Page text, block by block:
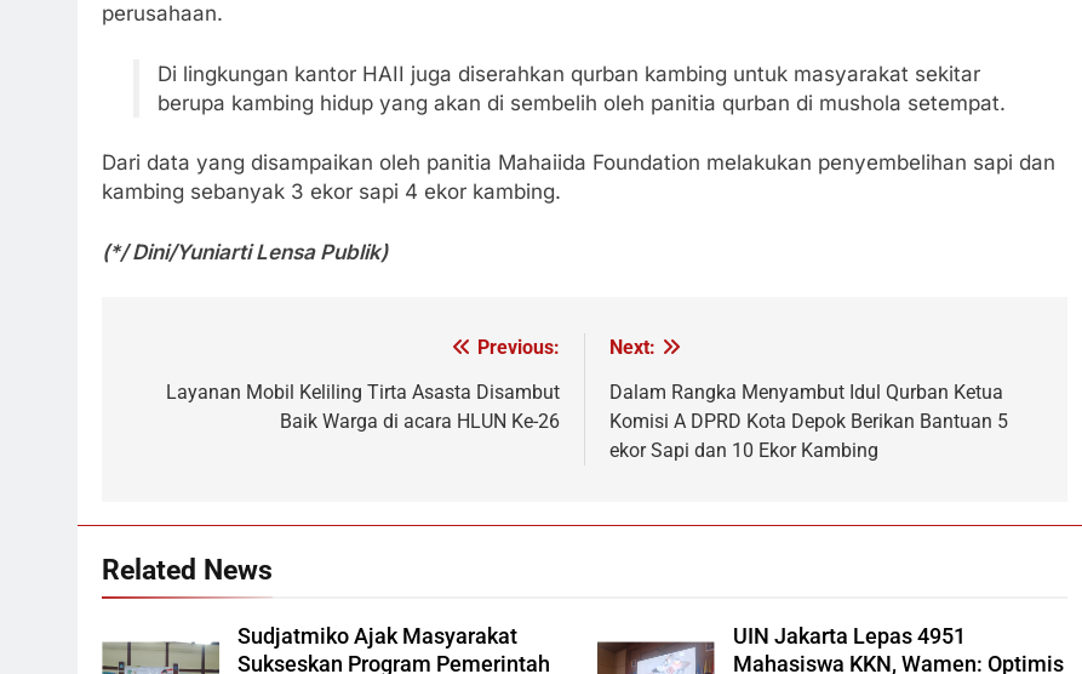
perusahaan.
Di lingkungan kantor HAII juga diserahkan qurban kambing untuk masyarakat sekitar
berupa kambing hidup yang akan di sembelih oleh panitia qurban di mushola setempat.
Dari data yang disampaikan oleh panitia Mahaiida Foundation melakukan penyembelihan sapi dan
kambing sebanyak 3 ekor sapi 4 ekor kambing.
(*/ Dini/Yuniarti Lensa Publik)
pos
Previous:
Layanan Mobil Keliling Tirta Asasta Disambut
Baik Warga di acara HLUN Ke-26
Next:
Dalam Rangka Menyambut Idul Qurban Ketua
Komisi A DPRD Kota Depok Berikan Bantuan 5
ekor Sapi dan 10 Ekor Kambing
Related News
Sudjatmiko Ajak Masyarakat
Sukseskan Program Pemerintah
UIN Jakarta Lepas 4951
Mahasiswa KKN, Wamen: Optimis